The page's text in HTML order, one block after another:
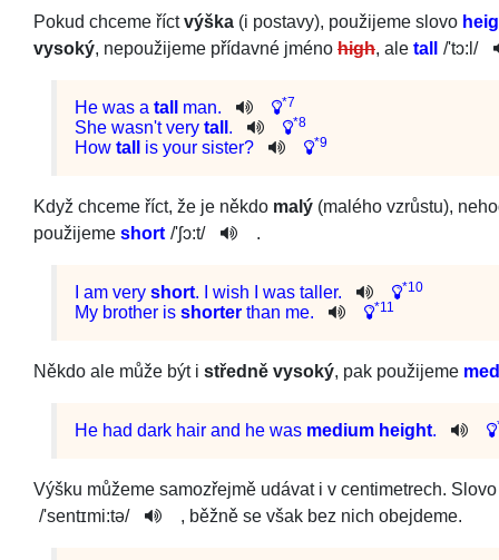
Pokud chceme říctvýška (i postavy), použijeme slovo
vysoký, nepoužijeme přídavné jméno high, ale tall /'tɔ:l /
He was a tall man. *7
She wasn't very tall . *8
How tall is your sister? *9
Když chceme říct, že je někdo malý (malého vzrůstu),
použijeme short /'ʃɔ:t/ .
am very short. wish was taller. *10
My brother is shorter than me. *11
Někdo ale může být i středně vysoký, pak použijeme
He had dark hair and he was medium height.
Výšku můžeme samozřejmě udávat i v centimetrech.
/'sen­tɪmi:tə/ , běžně se však bez nich obejdeme.